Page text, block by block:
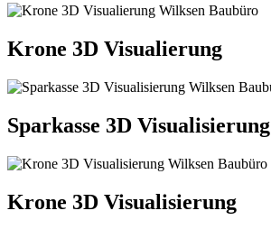
Krone 3D Visualierung
Sparkasse 3D Visualisierung
Krone 3D Visualisierung